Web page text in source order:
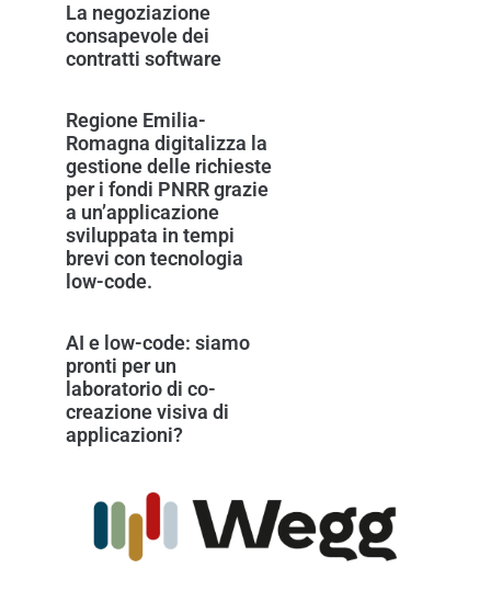
La negoziazione
consapevole dei
contratti software
Regione Emilia-
Romagna digitalizza la
gestione delle richieste
per i fondi PNRR grazie
a un’applicazione
sviluppata in tempi
brevi con tecnologia
low-code.
AI e low-code: siamo
pronti per un
laboratorio di co-
creazione visiva di
applicazioni?